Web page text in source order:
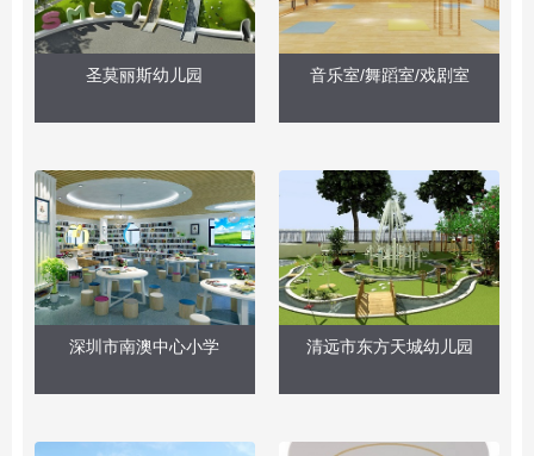
圣莫丽斯幼儿园 音乐室/舞蹈室/戏剧室
深圳市南澳中心小学 清远市东方天城幼儿园